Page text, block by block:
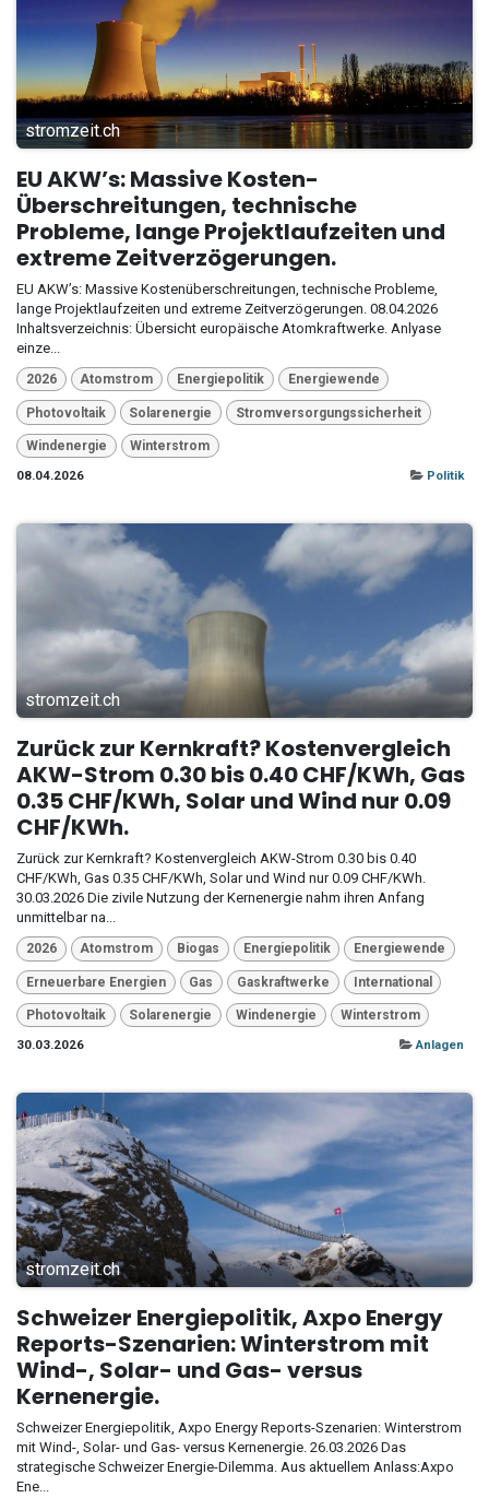
stromzeit.ch
EU AKW’s: Massive Kosten-
Überschreitungen, technische
Probleme, lange Projektlaufzeiten und
extreme Zeitverzögerungen.
EU AKW’s: Massive Kostenüberschreitungen, technische Probleme,
lange Projektlaufzeiten und extreme Zeitverzögerungen. 08.04.2026
Inhaltsverzeichnis: Übersicht europäische Atomkraftwerke. Anlyase
einze...
2026 Atomstrom Energiepolitik Energiewende
Photovoltaik Solarenergie Stromversorgungssicherheit
Windenergie
Winterstrom
08.04.2026
Politik
stromzeit.ch
Zurück zur Kernkraft? Kostenvergleich
AKW-Strom 0.30 bis 0.40 CHF/KWh, Gas
0.35 CHF/KWh, Solar und Wind nur 0.09
CHF/KWh.
Zurück zur Kernkraft? Kostenvergleich AKW-Strom 0.30 bis 0.40
CHF/KWh, Gas 0.35 CHF/KWh, Solar und Wind nur 0.09 CHF/KWh.
30.03.2026 Die zivile Nutzung der Kernenergie nahm ihren Anfang
unmittelbar na...
2026 Atomstrom Biogas Energiepolitik Energiewende
Erneuerbare Energien Gas Gaskraftwerke International
Photovoltaik Solarenergie Windenergie
Winterstrom
30.03.2026
Anlagen
stromzeit.ch
Schweizer Energiepolitik, Axpo Energy
Reports-Szenarien: Winterstrom mit
Wind-, Solar- und Gas- versus
Kernenergie.
Schweizer Energiepolitik, Axpo Energy Reports-Szenarien: Winterstrom
mit Wind-, Solar- und Gas- versus Kernenergie. 26.03.2026 Das
strategische Schweizer Energie-Dilemma. Aus aktuellem Anlass:Axpo
Ene...